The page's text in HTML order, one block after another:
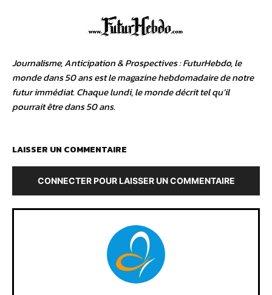
Journalisme, Anticipation & Prospectives : FuturHebdo, le
monde dans 50 ans est le magazine hebdomadaire de notre
futur immédiat. Chaque lundi, le monde décrit tel qu’il
pourrait être dans 50 ans.
LAISSER UN COMMENTAIRE
CONNECTER POUR LAISSER UN COMMENTAIRE